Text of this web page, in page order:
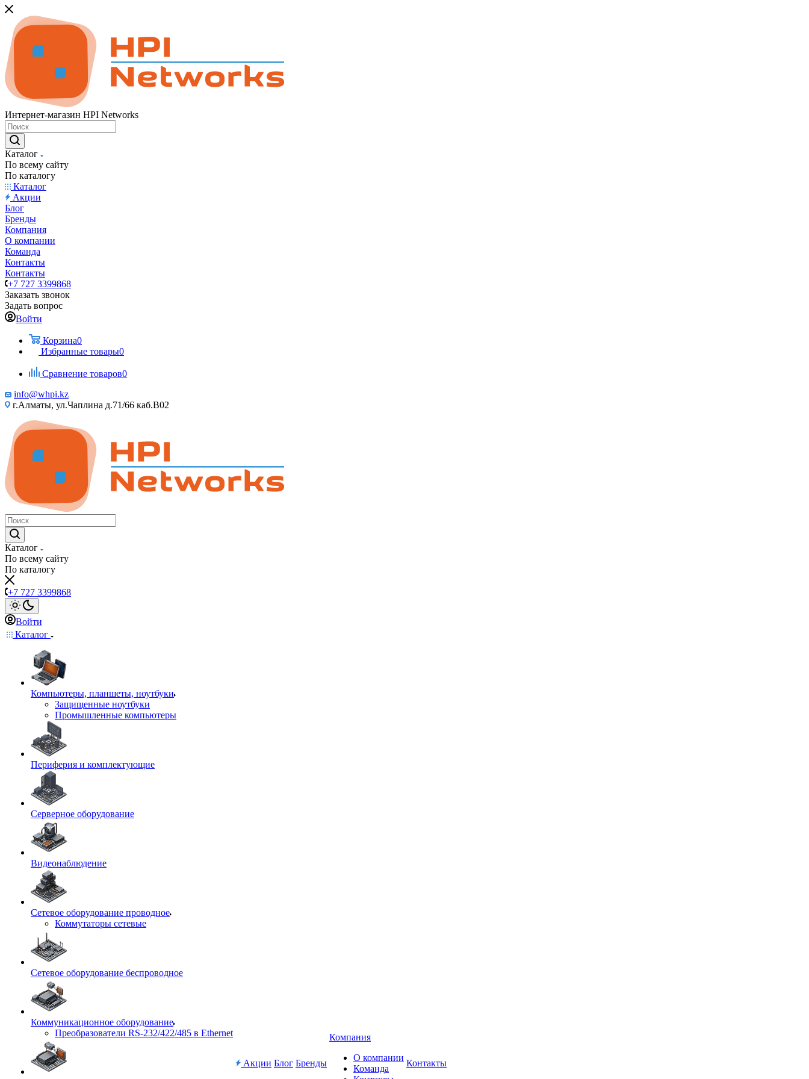
Интернет-магазин HPI Networks
Каталог
По всему сайту
По каталогу
Каталог
Акции
Блог
Бренды
Компания
О компании
Команда
Контакты
Контакты
+7 727 3399868
Заказать звонок
Задать вопрос
Войти
Корзина0
Избранные товары0
Сравнение товаров0
info@whpi.kz
г.Алматы, ул.Чаплина д.71/66 каб.B02
Каталог
По всему сайту
По каталогу
+7 727 3399868
Войти
Каталог
Компьютеры, планшеты, ноутбуки
Защищенные ноутбуки
Промышленные компьютеры
Периферия и комплектующие
Серверное оборудование
Видеонаблюдение
Сетевое оборудование проводное
Коммутаторы сетевые
Сетевое оборудование беспроводное
Коммуникационное оборудование
Преобразователи RS-232/422/485 в Ethernet
Акции Блог Бренды
Компания
О компании
Команда
Контакты